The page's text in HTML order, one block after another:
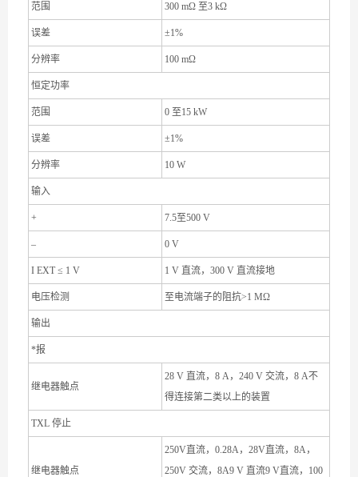
范围 300 mΩ 至3 kΩ
误差 ±1%
分辨率 100 mΩ
恒定功率
范围 0 至15 kW
误差 ±1%
分辨率 10 W
输入
+ 7.5至500 V
– 0 V
I EXT ≤ 1 V 1 V 直流，300 V 直流接地
电压检测 至电流端子的阻抗>1 MΩ
输出
*报
继电器触点
28 V 直流，8 A，240 V 交流，8 A不
得连接第二类以上的装置
TXL 停止
继电器触点
250V直流，0.28A，28V直流，8A，
250V 交流，8A9 V 直流9 V直流，100